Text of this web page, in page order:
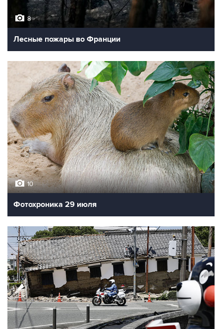
8
Лесные пожары во Франции
10
Фотохроника 29 июля